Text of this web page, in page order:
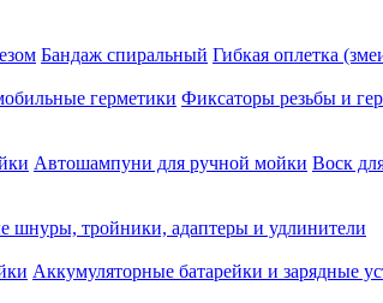
Бандаж спиральный Гибкая оплетка
герметики Фиксаторы резьбы и
Автошампуни для ручной мойки Воск
шнуры, тройники, адаптеры и удлинители
Аккумуляторные батарейки и зарядные